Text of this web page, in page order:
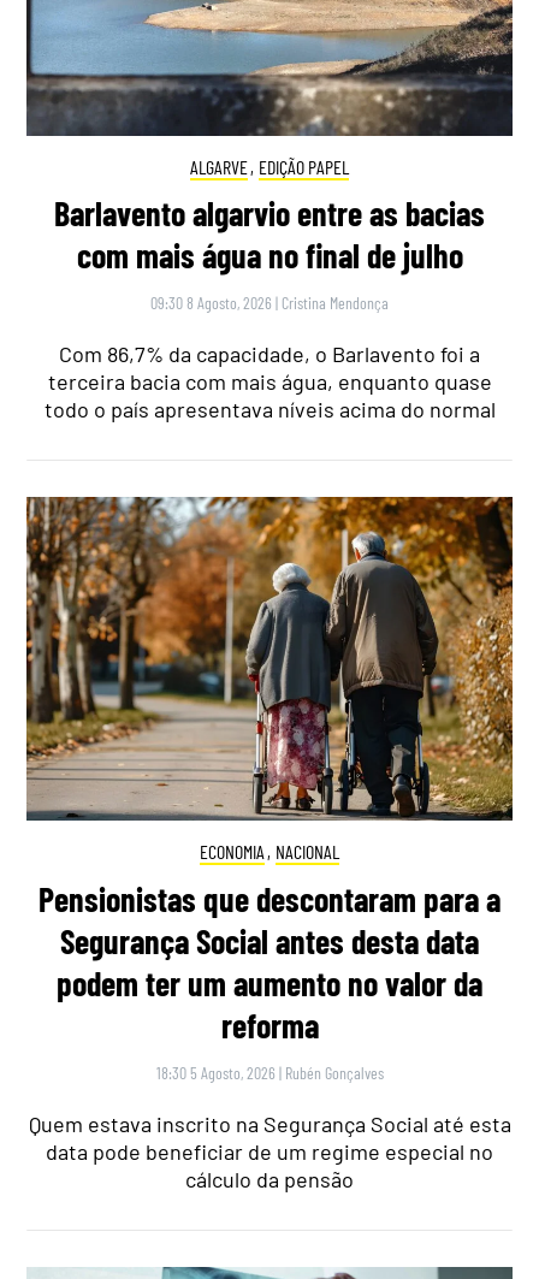
ALGARVE, EDIÇÃO PAPEL
Barlavento algarvio entre as bacias
com mais água no final de julho
09:30 8 Agosto, 2026 | Cristina Mendonça
Com 86,7% da capacidade, o Barlavento foi a
terceira bacia com mais água, enquanto quase
todo o país apresentava níveis acima do normal
ECONOMIA , NACIONAL
Pensionistas que descontaram para a
Segurança Social antes desta data
podem ter um aumento no valor da
reforma
18:30 5 Agosto, 2026 | Rubén Gonçalves
Quem estava inscrito na Segurança Social até esta
data pode beneficiar de um regime especial no
cálculo da pensão